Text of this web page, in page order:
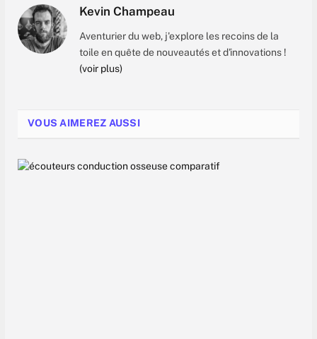
Kevin Champeau
Aventurier du web, j'explore les recoins de la
toile en quête de nouveautés et d'innovations !
(voir plus)
VOUS AIMEREZ AUSSI